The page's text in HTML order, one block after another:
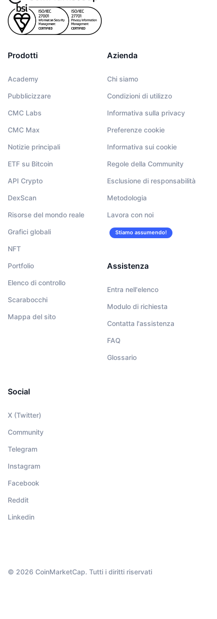
Prodotti
Academy
Pubblicizzare
CMC Labs
CMC Max
Notizie principali
ETF su Bitcoin
API Crypto
DexScan
Risorse del mondo reale
Grafici globali
NFT
Portfolio
Elenco di controllo
Scarabocchi
Mappa del sito
Azienda
Chi siamo
Condizioni di utilizzo
Informativa sulla privacy
Preferenze cookie
Informativa sui cookie
Regole della Community
Esclusione di responsabilità
Metodologia
Lavora con noi
Stiamo assumendo!
Assistenza
Entra nell'elenco
Modulo di richiesta
Contatta l'assistenza
FAQ
Glossario
Social
X (Twitter)
Community
Telegram
Instagram
Facebook
Reddit
Linkedin
© 2026 CoinMarketCap. Tutti i diritti riservati